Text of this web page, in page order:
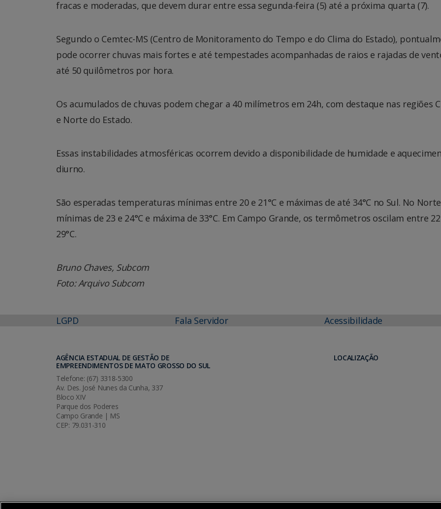
fracas e moderadas, que devem durar entre essa segunda-feira (5) até a próxima quarta (7).
Segundo o Cemtec-MS (Centro de Monitoramento do Tempo e do Clima do Estado),
pode ocorrer chuvas mais fortes e até tempestades acompanhadas de raios e rajadas de
até 50 quilômetros por hora.
Os acumulados de chuvas podem chegar a 40 milímetros em 24h, com destaque nas regiões
e Norte do Estado.
Essas instabilidades atmosféricas ocorrem devido a disponibilidade de humidade e
diurno.
São esperadas temperaturas mínimas entre 20 e 21°C e máximas de até 34°C no Sul. No
mínimas de 23 e 24°C e máxima de 33°C. Em Campo Grande, os termômetros oscilam entre
29°C.
Bruno Chaves, Subcom
Foto: Arquivo Subcom
LGPD Fala Servidor Acessibilidade
AGÊNCIA ESTADUAL DE GESTÃO DE
EMPREENDIMENTOS DE MATO GROSSO DO SUL
Telefone: (67) 3318-5300
Av. Des. José Nunes da Cunha, 337
Bloco XIV
Parque dos Poderes
Campo Grande | MS
CEP: 79.031-310
LOCALIZAÇÃO